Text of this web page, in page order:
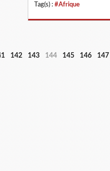
Tag(s) : #Afrique
142 143 144 145 146 147